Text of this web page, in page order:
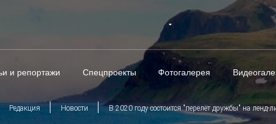
и репортажи Спецпроекты Фотогалерея
Редакция Новости В 2020 году состоится "перелёт дружбы" на ленд-